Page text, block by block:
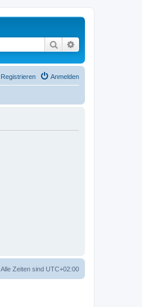
Suche
Anmelden
Registrieren
Alle Zeiten sind UTC+02:00